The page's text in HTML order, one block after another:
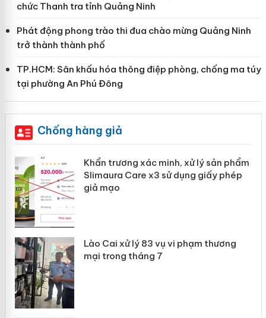
chức Thanh tra tỉnh Quảng Ninh
Phát động phong trào thi đua chào mừng Quảng Ninh
trở thành thành phố
TP.HCM: Sân khấu hóa thông điệp phòng, chống ma túy
tại phường An Phú Đông
Chống hàng giả
Khẩn trương xác minh, xử lý sản phẩm
Slimaura Care x3 sử dụng giấy phép
giả mạo
Lào Cai xử lý 83 vụ vi phạm thương
mại trong tháng 7